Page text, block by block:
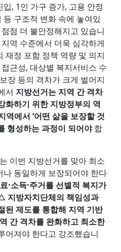
, 1인 가구 증가, 고용 안정
구조적 변화 속에 놓여있
점 더 불안정해지고 있습니
역 수준에서 더욱 심각하게
재정 포함 정책 역량 및 의지
근성, 대상별 복지서비스 수
장 등의 격차가 크게 벌어지
서 지방선거는 지역 간 격차
화하기 위한 지방정부의 역
역에서 ‘어떤 삶을 보장할 것
형성하는 과정이 되어야합
이번 지방선거를 맞아 최소
동일하게 보장되어야 한다
·소득·주거를 선별적 복지가
지방자치단체의 책임성과
된 제도를 통합해 지역 기반
간 격차를 완화하고 최소한
어져야 한다고 강조했습니